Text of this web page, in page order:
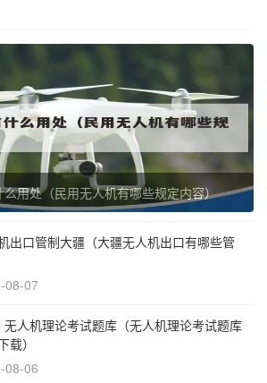
用处（民用无人机有哪些规定内容）
出口管制大疆（大疆无人机出口有哪些管
08-07
无人机理论考试题库（无人机理论考试题库
载）
08-06